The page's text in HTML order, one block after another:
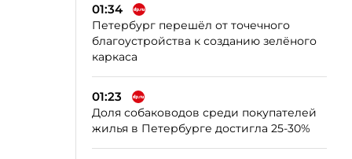
01:34
Петербург перешёл от точечного
благоустройства к созданию зелёного
каркаса
01:23
Доля собаководов среди покупателей
жилья в Петербурге достигла 25-30%